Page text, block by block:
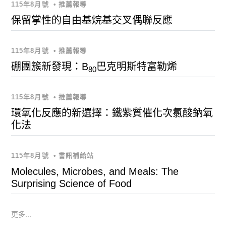
115年8月號 • 推薦報導
保留掌性的自由基烷基交叉偶聯反應
115年8月號 • 推薦報導
硼團簇新發現：B80巴克明斯特富勒烯
115年8月號 • 推薦報導
環氧化反應的新選擇：鐵紫質催化次氯酸鈉氧
化法
115年8月號 • 書訊補給站
Molecules, Microbes, and Meals: The
Surprising Science of Food
更多...